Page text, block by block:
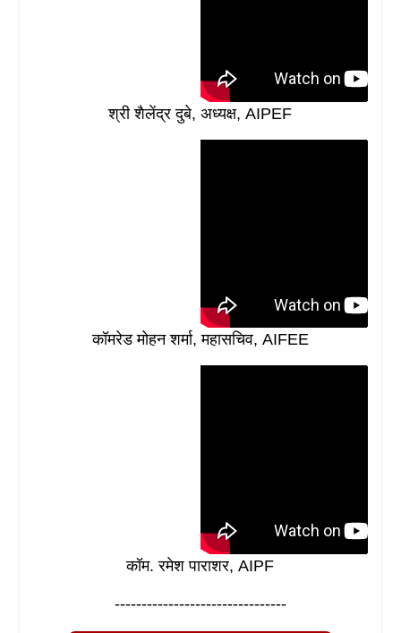
श्री शैलेंद्र दुबे, अध्यक्ष, AIPEF
कॉमरेड मोहन शर्मा, महासचिव, AIFEE
कॉम. रमेश पाराशर, AIPF
--------------------------------